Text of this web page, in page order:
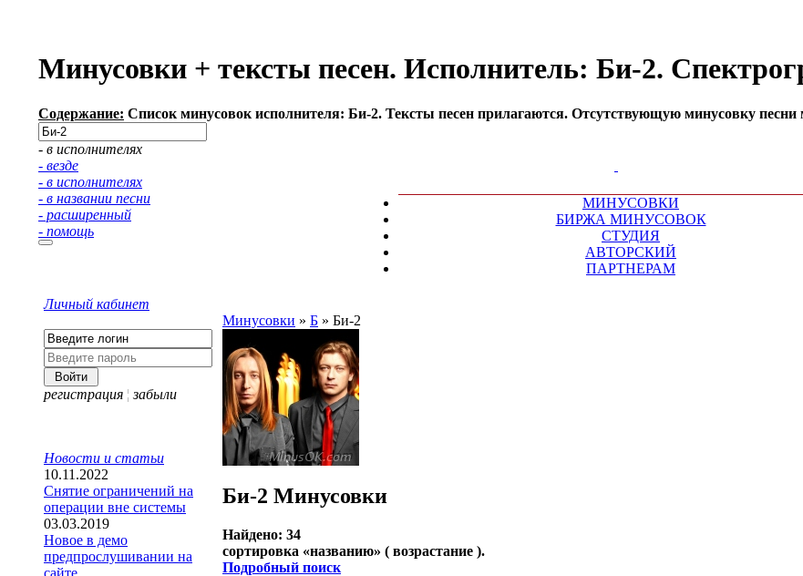
Минусовки + тексты песен. Исполнитель: Би-2.
Содержание: Список минусовок исполнителя: Би-2. Тексты песен прилагаются. Отсутствующую минусовку песни
- в исполнителях
- везде
- в исполнителях
- в названии песни
- расширенный
- помощь
МИНУСОВКИ
БИРЖА МИНУСОВОК
СТУДИЯ
АВТОРСКИЙ
ПАРТНЕРАМ
Личный кабинет
регистрация ¦ забыли
Новости и статьи
10.11.2022
Снятие ограничений на
операции вне системы
03.03.2019
Новое в демо
предпрослушивании на
сайте
Минусовки » Б » Би-2
Би-2 Минусовки
Найдено: 34
сортировка «названию» ( возрастание ).
Подробный поиск